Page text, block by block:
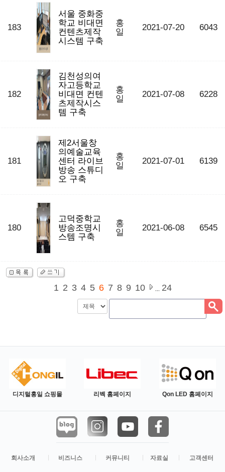
183
서울 중화중
학교 비대면
컨텐츠제작
시스템 구축
홍
일
2021-07-20 6043
182
김천성의여
자고등학교
비대면 컨텐
츠제작시스
템 구축
홍
일
2021-07-08 6228
181
제2서울창
의예술교육
센터 라이브
방송 스튜디
오 구축
홍
일
2021-07-01 6139
180
고덕중학교
방송조명시
스템 구축
홍
일
2021-06-08 6545
1 2 3 4 5 6 7 8 9 10 ,,, 24
디지털홍일 쇼핑몰 리벡 홈페이지 Qon LED 홈페이지
회사소개 비즈니스 커뮤니티 자료실 고객센터